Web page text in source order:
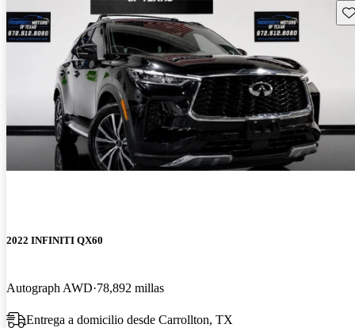
2022 INFINITI QX60
Autograph AWD 78,892 millas
Entrega a domicilio desde Carrollton, TX